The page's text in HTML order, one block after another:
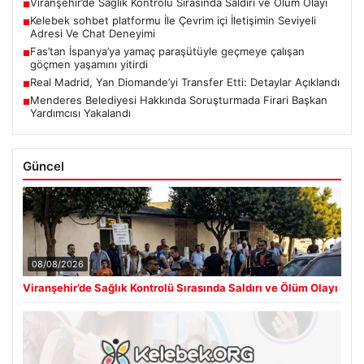
■
■Kelebek sohbet platformu İle Çevrim içi İletişimin Seviyeli
Adresi Ve Chat Deneyimi
■Fas’tan İspanya’ya yamaç paraşütüyle geçmeye çalışan
göçmen yaşamını yitirdi
■Real Madrid, Yan Diomande’yi Transfer Etti: Detaylar Açıklandı
■Menderes Belediyesi Hakkında Soruşturmada Firari Başkan
Yardımcısı Yakalandı
Güncel
08/08/2026
Viranşehir’de Sağlık Kontrolü Sırasında Saldırı ve Ölüm Olayı